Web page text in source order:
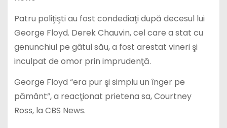
Patru poliţişti au fost condediaţi după decesul lui
George Floyd. Derek Chauvin, cel care a stat cu
genunchiul pe gâtul său, a fost arestat vineri şi
inculpat de omor prin imprudenţă.
George Floyd “era pur şi simplu un înger pe
pământ”, a reacţionat prietena sa, Courtney
Ross, la CBS News.